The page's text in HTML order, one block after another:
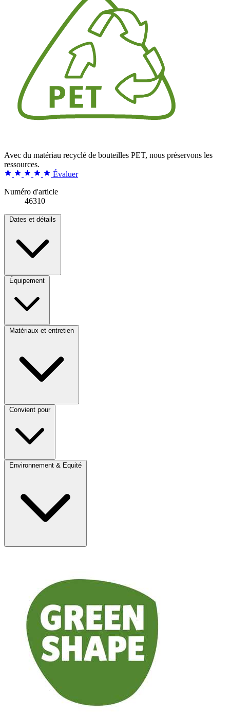
Avec du matériau recyclé de bouteilles PET, nous préservons les
ressources.
Évaluer
Numéro d'article
46310
Dates et détails
Équipement
Matériaux et entretien
Convient pour
Environnement & Equité